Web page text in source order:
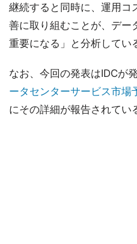
継続すると同時に、運用コ
善に取り組むことが、デー
重要になる」と分析してい
なお、今回の発表はIDCが
ータセンターサービス市場
にその詳細が報告されてい